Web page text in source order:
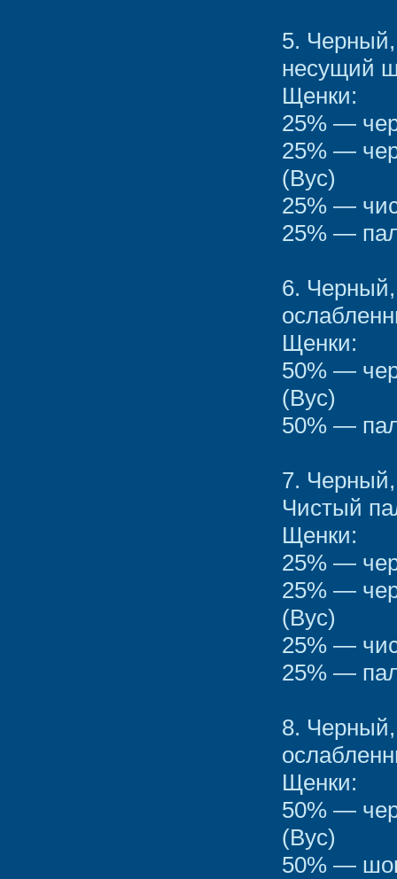
5.
несущий
Щенки:
25% —
25% —
(Вус)
25% —
25% —
6.
Щенки:
50% —
(Вус)
50% —
7.
Чистый
Щенки:
25% —
25% —
(Вус)
25% —
25% —
8.
Щенки:
50% —
(Вус)
50% —